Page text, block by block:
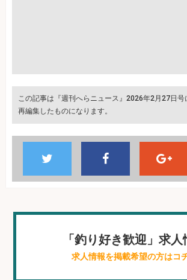
この記事は『週刊へらニュース』2026年2月27日号
再編集したものになります。
「釣り好き歓迎」求人
求人情報を掲載希望の方はコ